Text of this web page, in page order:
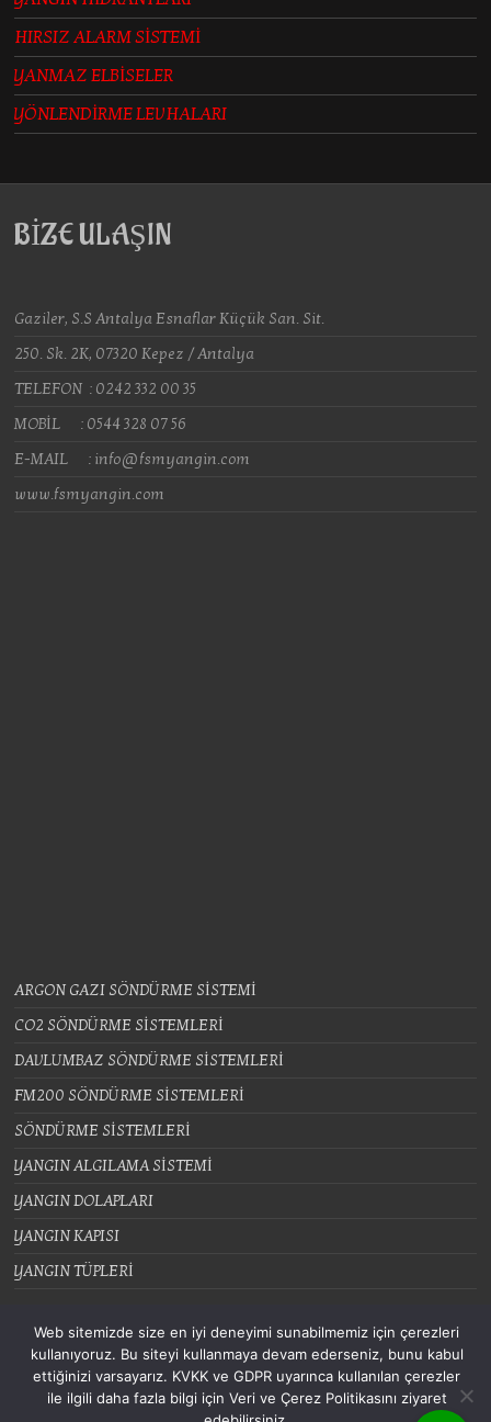
HIRSIZ ALARM SİSTEMİ
YANMAZ ELBİSELER
YÖNLENDİRME LEVHALARI
BİZE ULAŞIN
Gaziler, S.S Antalya Esnaflar Küçük San. Sit.
250. Sk. 2K, 07320 Kepez / Antalya
TELEFON : 0242 332 00 35
MOBİL : 0544 328 07 56
E-MAIL : info@fsmyangin.com
www.fsmyangin.com
ARGON GAZI SÖNDÜRME SİSTEMİ
CO2 SÖNDÜRME SİSTEMLERİ
DAVLUMBAZ SÖNDÜRME SİSTEMLERİ
FM200 SÖNDÜRME SİSTEMLERİ
SÖNDÜRME SİSTEMLERİ
YANGIN ALGILAMA SİSTEMİ
YANGIN DOLAPLARI
YANGIN KAPISI
YANGIN TÜPLERİ
Tüm hakları saklıdır © 2026. All rights reserved. Theme Spaciousby ThemeGrill.
Powered by:WordPress.
Web sitemizde size en iyi deneyimi sunabilmemiz için çerezleri
kullanıyoruz. Bu siteyi kullanmaya devam ederseniz, bunu kabul
ettiğinizi varsayarız. KVKK ve GDPR uyarınca kullanılan çerezler
ile ilgili daha fazla bilgi için Veri ve Çerez Politikasını ziyaret